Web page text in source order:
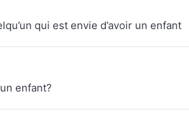
qui est envie d’avoir un enfant
enfant?